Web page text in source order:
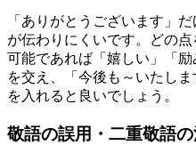
「ありがとうございます」
が伝わりにくいです。どの点
可能であれば「嬉しい」「
を交え、「今後も～いたし
を入れると良いでしょう。
敬語の誤用・二重敬語